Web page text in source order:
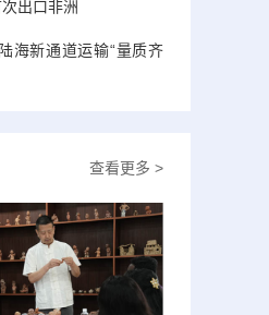
出口非洲
海新通道运输“量质齐
查看更多 >